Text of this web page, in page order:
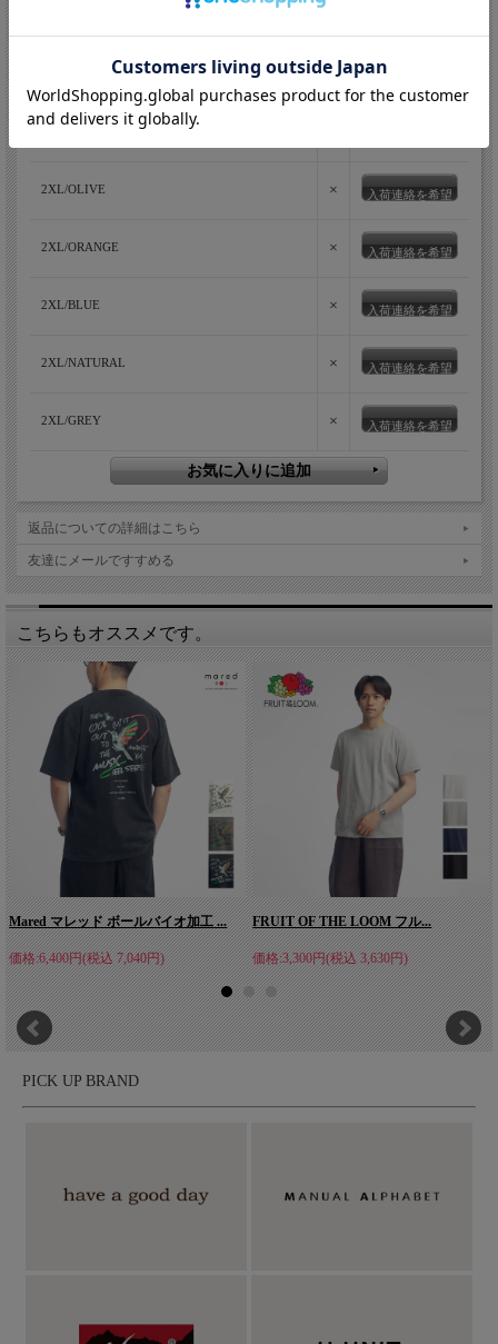
×
2XL/OLIVE × 入荷連絡を希望
2XL/ORANGE × 入荷連絡を希望
2XL/BLUE × 入荷連絡を希望
2XL/NATURAL × 入荷連絡を希望
2XL/GREY × 入荷連絡を希望
返品についての詳細はこちら
友達にメールですすめる
こちらもオススメです。
Mared マレッド ボールバイオ加工 ...
価格:6,400円(税込 7,040円)
FRUIT OF THE LOOM フル...
価格:3,300円(税込 3,630円)
PICK UP BRAND